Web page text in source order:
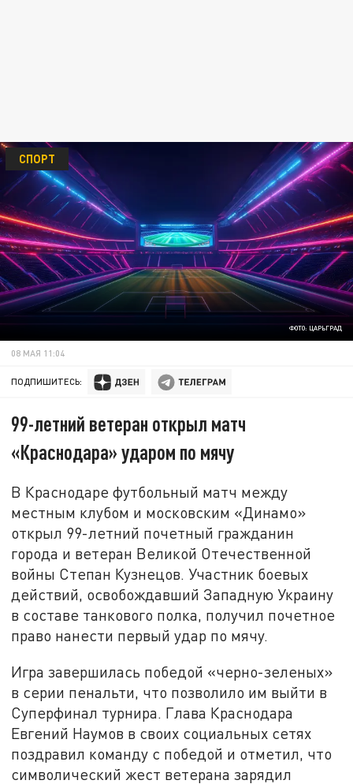
ФОТО: ЦАРЬГРАД
СПОРТ
08 МАЯ 11:04
ПОДПИШИТЕСЬ:
99-летний ветеран открыл матч
«Краснодара» ударом по мячу
В Краснодаре футбольный матч между
местным клубом и московским «Динамо»
открыл 99-летний почетный гражданин
города и ветеран Великой Отечественной
войны Степан Кузнецов. Участник боевых
действий, освобождавший Западную Украину
в составе танкового полка, получил почетное
право нанести первый удар по мячу.
Игра завершилась победой «черно-зеленых»
в серии пенальти, что позволило им выйти в
Суперфинал турнира. Глава Краснодара
Евгений Наумов в своих социальных сетях
поздравил команду с победой и отметил, что
символический жест ветерана зарядил